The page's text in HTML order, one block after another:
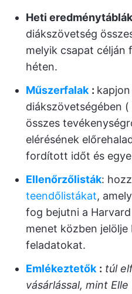
Heti
diákszövetség
melyik csapat célján
héten.
Műszerfalak :
diákszövetségében (
összes
elérésének
fordított időt és
Ellenőrzőlisták:
teendőlistákat,
fog bejutni a
menet közben
feladatokat.
Emlékeztetők : túl
vásárlással, mint Elle